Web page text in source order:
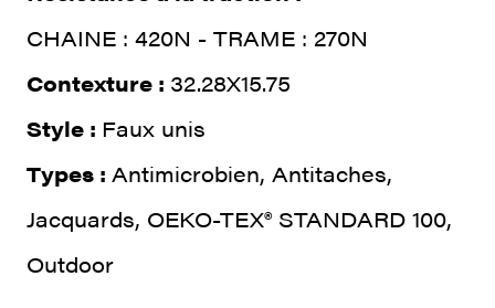
CHAINE : 420N - TRAME : 270N
Contexture : 32.28X15.75
Style : Faux unis
Types : Antimicrobien, Antitaches,
Jacquards, OEKO-TEX® STANDARD 100,
Outdoor